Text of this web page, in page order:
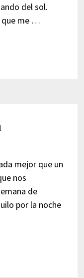
del sol.
que me …
mejor que un
nos
de
por la noche